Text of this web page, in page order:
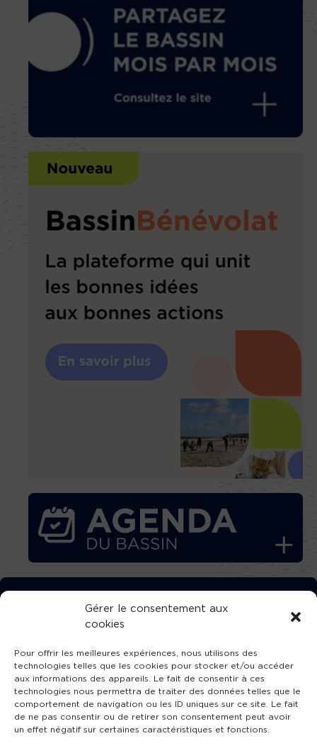
Gérer le consentement aux
cookies
Pour offrir les meilleures expériences, nous utilisons des
technologies telles que les cookies pour stocker et/ou accéder
aux informations des appareils. Le fait de consentir à ces
technologies nous permettra de traiter des données telles que le
comportement de navigation ou les ID uniques sur ce site. Le fait
de ne pas consentir ou de retirer son consentement peut avoir
un effet négatif sur certaines caractéristiques et fonctions.
TÉLÉCHARGEZ GRATUITEMENT
L’APPLICATION TVBA !
SUIVEZ-NOUS !